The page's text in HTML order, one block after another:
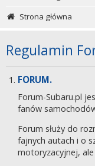
Strona główna
Regulamin
FORUM.
Forum-Subaru.pl
fanów
Forum służy do
fajnych autach i o
motoryzacyjnej,